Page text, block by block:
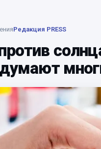
Редакция PRESS